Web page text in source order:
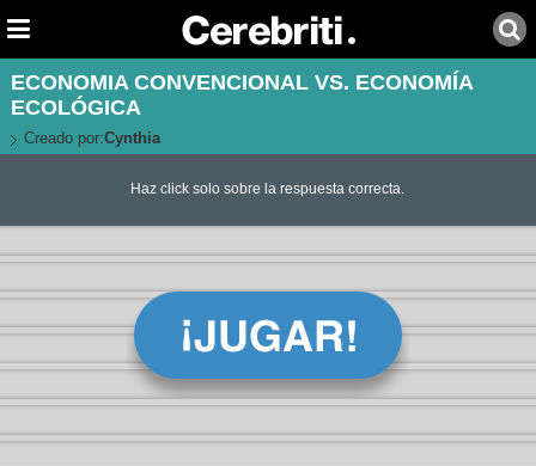
ECONOMIA CONVENCIONAL VS. ECONOMÍA
ECOLÓGICA
Creado por:Cynthia
Haz click solo sobre la respuesta correcta.